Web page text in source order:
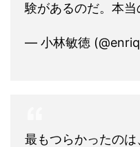
験があるのだ。本当
— 小林敏徳
最もつらかったの